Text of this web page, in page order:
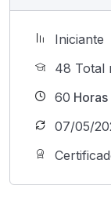
Iniciante
48 Total
60 Horas
07/05/